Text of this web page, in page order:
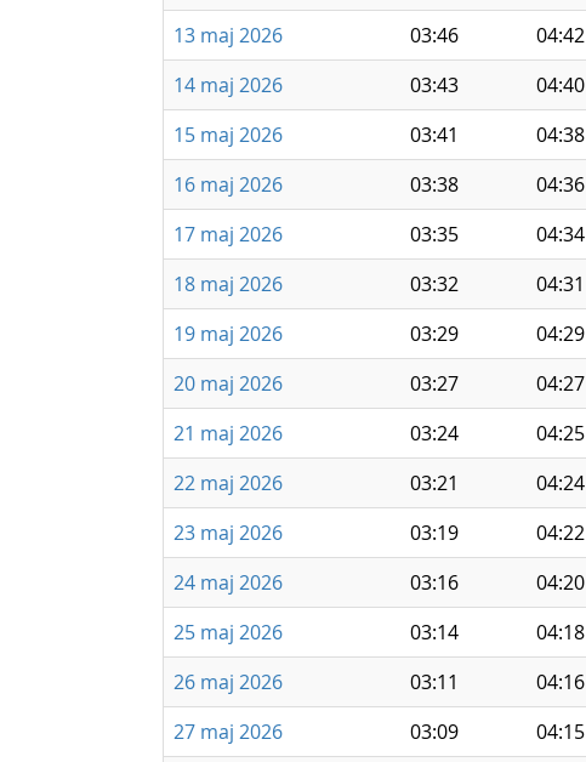
13 maj 2026
03:46 04:42
14 maj 2026
03:43 04:40
15 maj 2026
03:41 04:38
16 maj 2026
03:38 04:36
17 maj 2026
03:35 04:34
18 maj 2026
03:32 04:31
19 maj 2026
03:29 04:29
20 maj 2026
03:27 04:27
21 maj 2026
03:24 04:25
22 maj 2026
03:21 04:24
23 maj 2026
03:19 04:22
24 maj 2026
03:16 04:20
25 maj 2026
03:14 04:18
26 maj 2026
03:11 04:16
27 maj 2026
03:09 04:15